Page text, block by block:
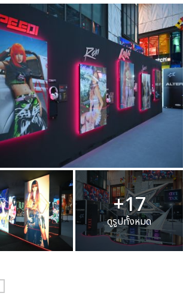
+17
ดูรูปทั้งหมด